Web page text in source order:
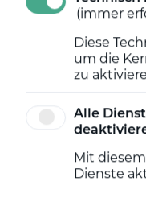
(immer
Diese
um die
zu
Alle
Mit
Dienste